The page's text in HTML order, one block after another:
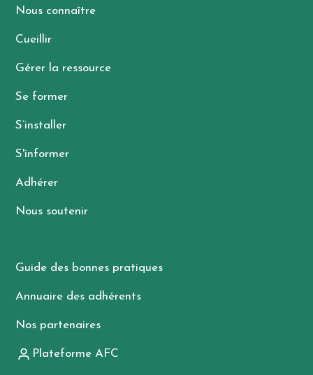
Nous connaître
Cueillir
Gérer la ressource
Se former
S’installer
S'informer
Adhérer
Nous soutenir
Guide des bonnes pratiques
Annuaire des adhérents
Nos partenaires
Plateforme AFC